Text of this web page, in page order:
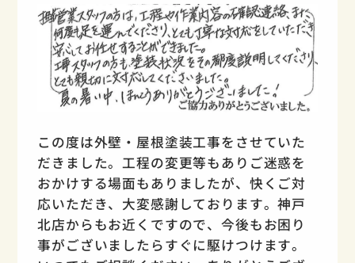
この度は外壁・屋根塗装工事をさせていた
だきました。工程の変更等もありご迷惑を
おかけする場面もありましたが、快くご対
応いただき、大変感謝しております。神戸
北店からもお近くですので、今後もお困り
事がございましたらすぐに駆けつけます。